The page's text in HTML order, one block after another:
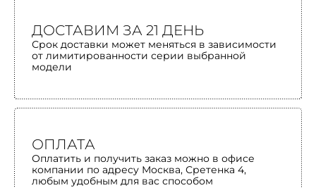
ДОСТАВИМ ЗА 21 ДЕНЬ
Срок доставки может меняться в зависимости
от лимитированности серии выбранной
модели
ОПЛАТА
Оплатить и получить заказ можно в офисе
компании по адресу Москва, Сретенка 4,
любым удобным для вас способом